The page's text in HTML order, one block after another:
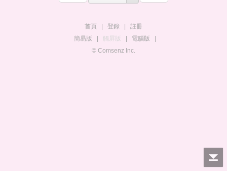
首頁 登錄
註冊
簡易版
觸屏版 電腦版
© Comsenz Inc.